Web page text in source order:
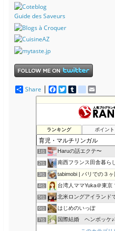
Guide des Saveurs
Share
F
a
c
o
o
k
T
w
i
e
r
T
u
m
b
d
e
l
i
c
o
u
s
m
a
i
l
ランキング ポイント
1位 Haruの話エクテ〜
2位 南西フランス田舎暮ら
3位 tabimobi | パリでの３
4位 台湾人ママYuka＠東京
5位 北米ロングアイランド
6位 はじめのいっぽ
7位 国際結婚 ヘンボッケ♪